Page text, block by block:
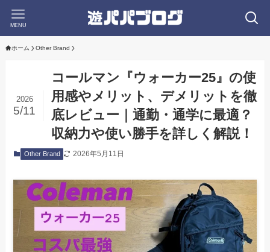
MENU
ホーム Other Brand
コールマン『ウォーカー25』の使
用感やメリット、デメリットを徹
底レビュー｜通勤・通学に最適？
収納力や使い勝手を詳しく解説！
2026
5/11
Other Brand 2026年5月11日